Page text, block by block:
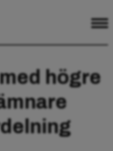
högre